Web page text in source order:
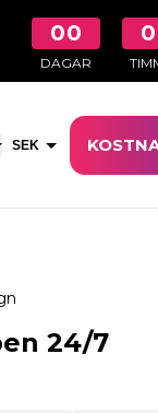
00
DAGAR
kundkorgen
SEK
24/7